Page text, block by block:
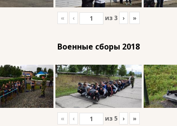
« ‹ из 3 › »
Военные сборы 2018
« ‹ из 5 › »